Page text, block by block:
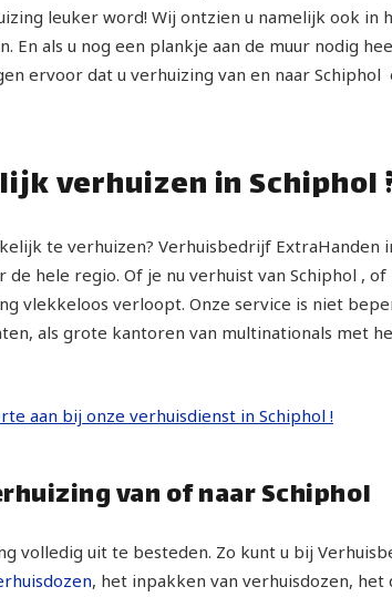
leuker word! Wij ontzien u namelijk ook in
En als u nog een plankje aan de muur nodig
ervoor dat u verhuizing van en naar Schiphol
verhuizen in Schiphol
te verhuizen? Verhuisbedrijf ExtraHanden
hele regio. Of je nu verhuist van Schiphol , of
vlekkeloos verloopt. Onze service is niet
als grote kantoren van multinationals met
aan bij onze verhuisdienst in Schiphol !
van of naar Schiphol
volledig uit te besteden. Zo kunt u bij
, het inpakken van verhuisdozen,